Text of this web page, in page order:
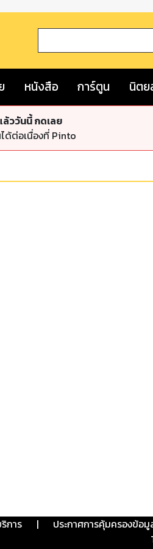
หนังสือ การ์ตูน นิตย
ล้ววันนี้ กดเลย
ด้ต่อเนื่องที่ Pinto
การ | ประกาศการคุ้มครองข้อ